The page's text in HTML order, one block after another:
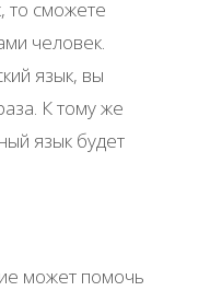
то сможете
человек.
язык, вы
К тому же
язык будет
может помочь